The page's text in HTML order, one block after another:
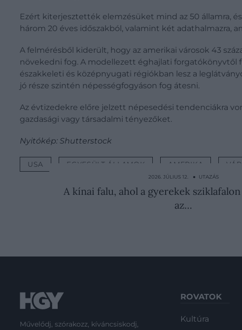
Ezért kiterjesztették elemzésüket mind az 50 államra,
három 20 éves időszakból, valamint két adathalmazra,
A felmérésből kiderült, hogy az amerikai városok 43
növekedni fog. A modellezett éghajlati forgatókönyvtől
északkeleti és középnyugati régiókban lesz a
jó része szintén népességfogyáson fog átesni.
Az évtizedekre előre jelzett népesedési tendenciákra
gazdasági vagy társadalmi tényezőket.
Nyitókép: Shutterstock
USA EGYESÜLT ÁLLAMOK AMERIKA
2026. JÚLIUS 12. ● UTAZÁS
A kínai falu, ahol a gyerekek
az…
Művelődj, szórakozz, kíváncsiskodj,
ROVATOK
Kultúra